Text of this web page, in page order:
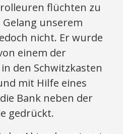
flüchten zu
Gelang unserem
nicht. Er wurde
einem der
den Schwitzkasten
mit Hilfe eines
Bank neben der
gedrückt.